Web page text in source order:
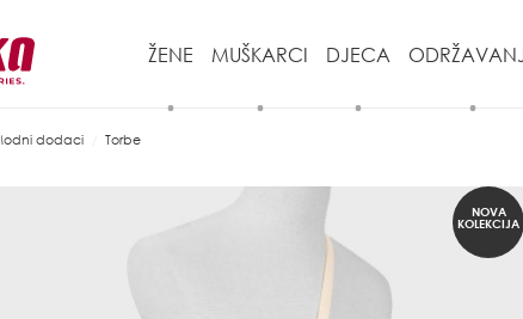
ŽENE MUŠKARCI DJECA
dodaci Torbe
NOVA
KOLEKCIJA